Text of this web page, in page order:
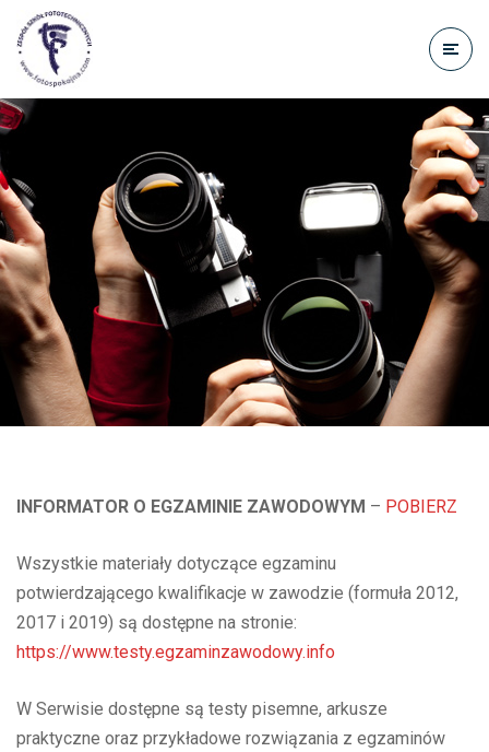
treści
INFORMATOR O EGZAMINIE ZAWODOWYM – POBIERZ
Wszystkie materiały dotyczące egzaminu
potwierdzającego kwalifikacje w zawodzie (formuła 2012,
2017 i 2019) są dostępne na stronie:
https://www.testy.egzaminzawodowy.info
W Serwisie dostępne są testy pisemne, arkusze
praktyczne oraz przykładowe rozwiązania z egzaminów